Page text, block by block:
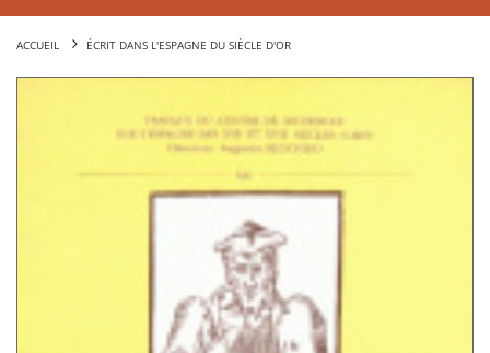
ACCUEIL ÉCRIT DANS L'ESPAGNE DU SIÈCLE D'OR